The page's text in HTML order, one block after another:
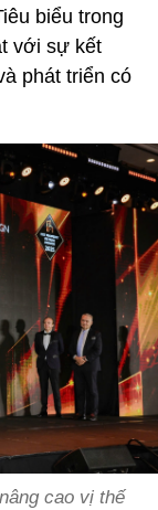
biểu trong
với sự kết
phát triển có
cao vị thế